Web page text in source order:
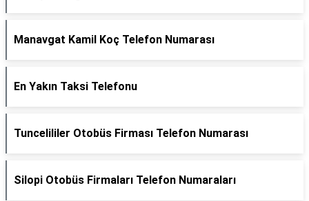
Manavgat Kamil Koç Telefon Numarası
En Yakın Taksi Telefonu
Tuncelililer Otobüs Firması Telefon Numarası
Silopi Otobüs Firmaları Telefon Numaraları